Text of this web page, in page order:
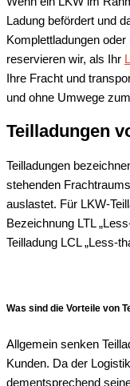
Ladung befördert und
Komplettladungen
reservieren wir, als Ihr
Ihre Fracht und
und ohne Umwege
Teilladungen
Teilladungen
stehenden
auslastet. Für LKW-
Bezeichnung LTL
Teilladung LCL „Less-
Was sind die Vorteile von
Allgemein senken
Kunden. Da der
dementsprechend